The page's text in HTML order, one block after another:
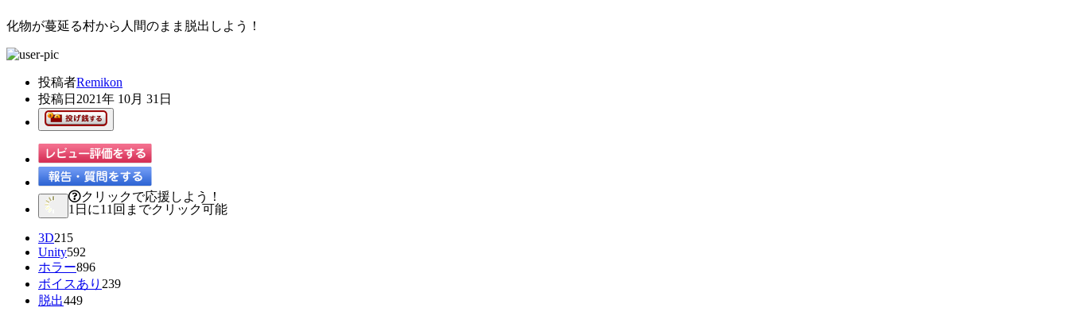
化物が蔓延る村から人間のまま脱出しよう！
投稿者Remikon
投稿日 2021年 10月 31日
クリックで応援しよう！
1日に11回までクリック可能
3D215
Unity592
ホラー896
ボイスあり 239
脱出449